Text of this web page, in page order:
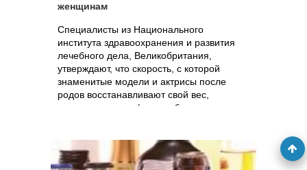
женщинам
Специалисты из Национального
института здравоохранения и развития
лечебного дела, Великобритания,
утверждают, что скорость, с которой
знаменитые модели и актрисы после
родов восстанавливают свой вес,
вызывает дискомфорт у обыкновенных